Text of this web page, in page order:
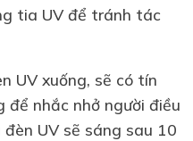
tia UV để tránh tác
UV xuống, sẽ có tín
để nhắc nhở người điều
UV sẽ sáng sau 10